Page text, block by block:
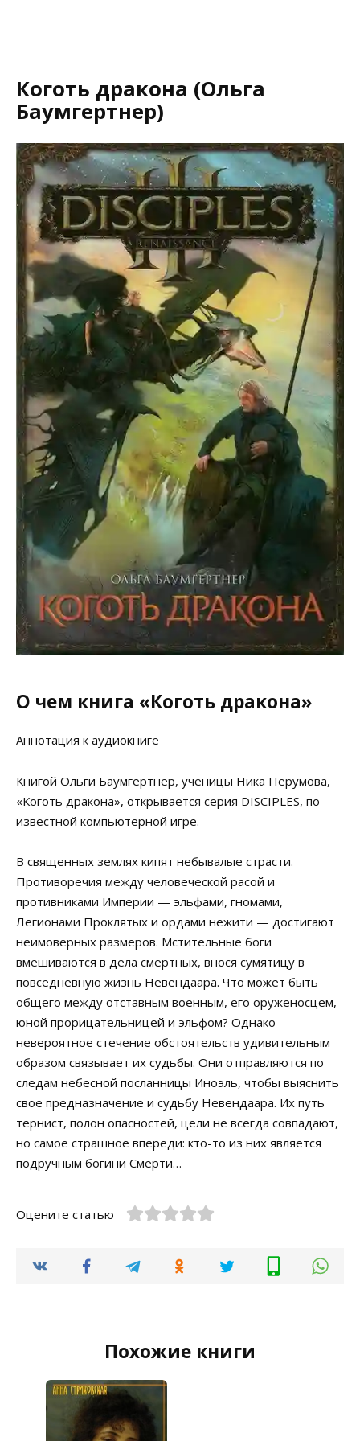
Коготь дракона (Ольга
Баумгертнер)
О чем книга «Коготь дракона»
Аннотация к аудиокниге
Книгой Ольги Баумгертнер, ученицы Ника Перумова,
«Коготь дракона», открывается серия DISCIPLES, по
известной компьютерной игре.
В священных землях кипят небывалые страсти.
Противоречия между человеческой расой и
противниками Империи — эльфами, гномами,
Легионами Проклятых и ордами нежити — достигают
неимоверных размеров. Мстительные боги
вмешиваются в дела смертных, внося сумятицу в
повседневную жизнь Невендаара. Что может быть
общего между отставным военным, его оруженосцем,
юной прорицательницей и эльфом? Однако
невероятное стечение обстоятельств удивительным
образом связывает их судьбы. Они отправляются по
следам небесной посланницы Иноэль, чтобы выяснить
свое предназначение и судьбу Невендаара. Их путь
тернист, полон опасностей, цели не всегда совпадают,
но самое страшное впереди: кто-то из них является
подручным богини Смерти…
Оцените статью
Похожие книги